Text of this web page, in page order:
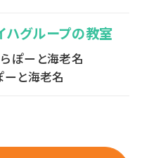
ハグループの教室
ぽーと海老名
と海老名